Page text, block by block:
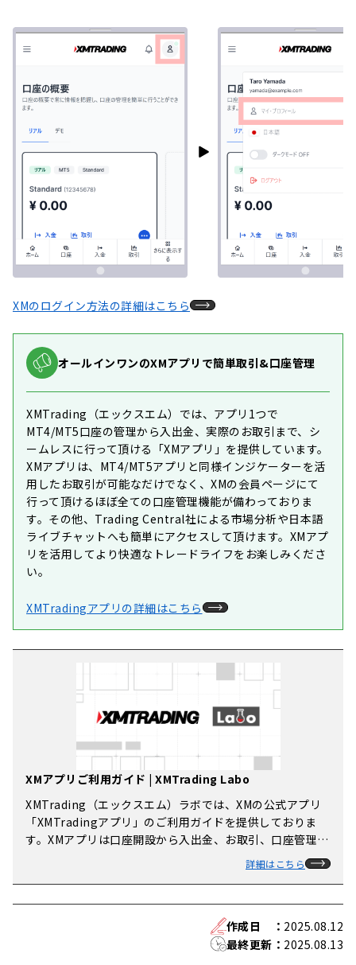
XMのログイン方法の詳細はこちら
オールインワンのXMアプリで簡単取引&口座管理
XMTrading（エックスエム）では、アプリ1つで
MT4/MT5口座の管理から入出金、実際のお取引まで、シ
ームレスに行って頂ける「XMアプリ」を提供しています。
XMアプリは、MT4/MT5アプリと同様インジケーターを活
用したお取引が可能なだけでなく、XMの会員ページにて
行って頂けるほぼ全ての口座管理機能が備わっておりま
す。その他、Trading Central社による市場分析や日本語
ライブチャットへも簡単にアクセスして頂けます。XMアプ
リを活用してより快適なトレードライフをお楽しみくださ
い。
XMTradingアプリの詳細はこちら
XMアプリご利用ガイド | XMTrading Labo
XMTrading（エックスエム）ラボでは、XMの公式アプリ
「XMTradingアプリ」のご利用ガイドを提供しておりま
す。XMアプリは口座開設から入出金、お取引、口座管理ま
でアプリ1つで行うことができる多機能アプリです。XMア
プリの使い方を図解付きで分かりやすく解説しておりま
詳細はこちら
作成日 ： 2025.08.12
最終更新 ： 2025.08.13